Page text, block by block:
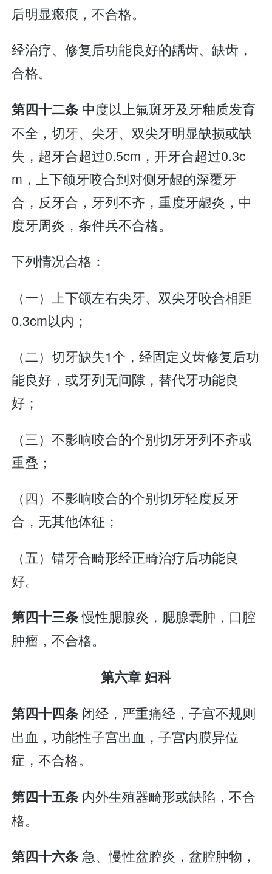
后明显瘢痕，不合格。
经治疗、修复后功能良好的龋齿、缺齿，
合格。
第四十二条 中度以上氟斑牙及牙釉质发育
不全，切牙、尖牙、双尖牙明显缺损或缺
失，超牙合超过0.5cm，开牙合超过0.3c
m，上下颌牙咬合到对侧牙龈的深覆牙
合，反牙合，牙列不齐，重度牙龈炎，中
度牙周炎，条件兵不合格。
下列情况合格：
（一）上下颌左右尖牙、双尖牙咬合相距
0.3cm以内；
（二）切牙缺失1个，经固定义齿修复后功
能良好，或牙列无间隙，替代牙功能良
好；
（三）不影响咬合的个别切牙牙列不齐或
重叠；
（四）不影响咬合的个别切牙轻度反牙
合，无其他体征；
（五）错牙合畸形经正畸治疗后功能良
好。
第四十三条慢性腮腺炎，腮腺囊肿，口腔
肿瘤，不合格。
第六章 妇科
第四十四条 闭经，严重痛经，子宫不规则
出血，功能性子宫出血，子宫内膜异位
症，不合格。
第四十五条 内外生殖器畸形或缺陷，不合
格。
第四十六条急、慢性盆腔炎，盆腔肿物，